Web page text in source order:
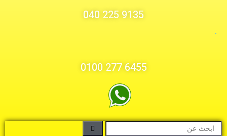
9135 225 040
-
6455 277 0100